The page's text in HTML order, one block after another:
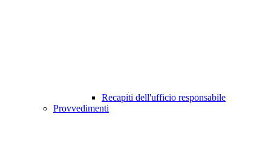
Recapiti dell'ufficio responsabile
Provvedimenti